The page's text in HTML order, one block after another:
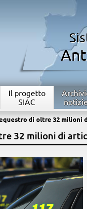
Il progetto
SIAC
di oltre 32 milioni
32 milioni di